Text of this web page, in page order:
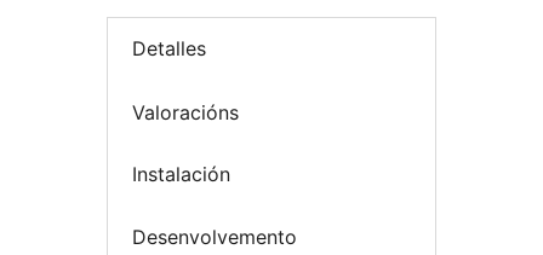
Detalles
Valoracións
Instalación
Desenvolvemento